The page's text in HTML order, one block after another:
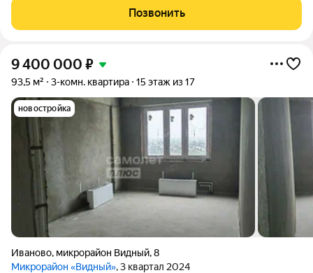
Квартира располагается на 2 этаже 5-ми этажного кирпичного
дома 2006 года постройки, с
Позвонить
9 400 000 ₽
93,5 м² 3-комн. квартира 15 этаж из 17
новостройка
Иваново, микрорайон Видный,8
Микрорайон «Видный», 3 квартал 2024